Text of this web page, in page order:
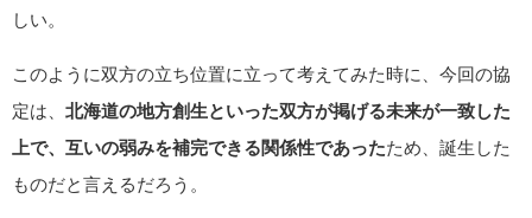
しい。
このように双方の立ち位置に立って考えてみた時に、今回の協
定は、 北海道の地方創生といった双方が掲げる未来が一致した
上で、互いの弱みを補完できる関係性であったため、誕生した
ものだと言えるだろう。